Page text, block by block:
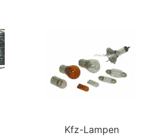
Kfz-Lampen